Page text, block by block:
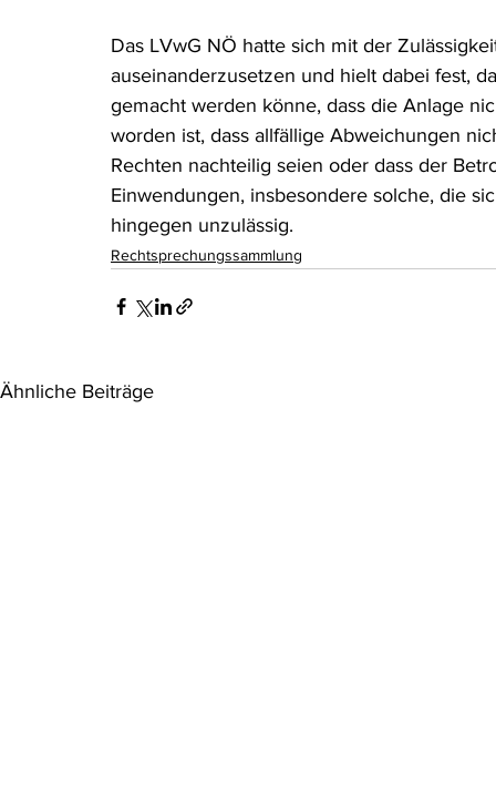
Das LVwG NÖ hatte sich mit der
auseinanderzusetzen und hielt dabei fest,
gemacht werden könne, dass die Anlage
worden ist, dass allfällige Abweichungen
Rechten nachteilig seien oder dass der
Einwendungen, insbesondere solche, die
hingegen unzulässig.
Rechtsprechungssammlung
Ähnliche Beiträge